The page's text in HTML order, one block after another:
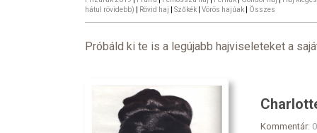
hátul rövidebb)
Rövid haj Szőkék Vörös hajúak Összes
Próbáld ki te is a legújabb hajviseleteket a
Kommentár: